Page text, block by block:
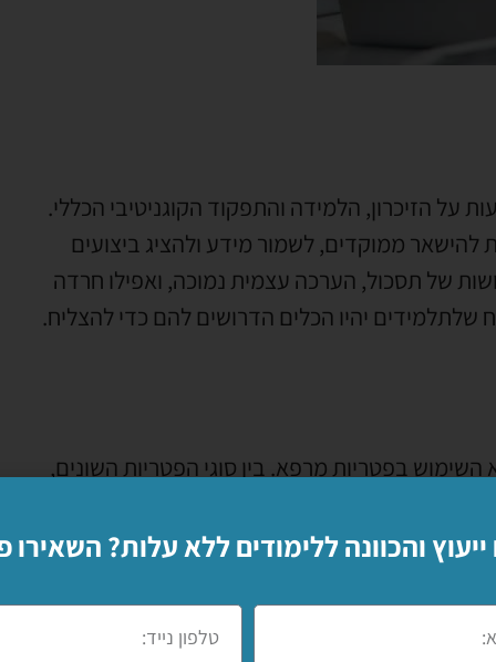
על הזיכרון, הלמידה והתפקוד הקוגניטיבי הכללי.
ממוקדים, לשמור מידע ולהציג ביצועים
של תסכול, הערכה עצמית נמוכה, ואפילו חרדה
שלתלמידים יהיו הכלים הדרושים להם כדי להצליח.
בפטריות מרפא. בין סוגי הפטריות השונים,
שלה. מחקרים מראים כי פטריית רעמת אריה
את צמיחת תאי העצב במוח. השפעות אלו
ידי תמיכה בבריאות המוח הכללית שלהם.
ייעוץ והכוונה ללימודים ללא עלות? השאירו